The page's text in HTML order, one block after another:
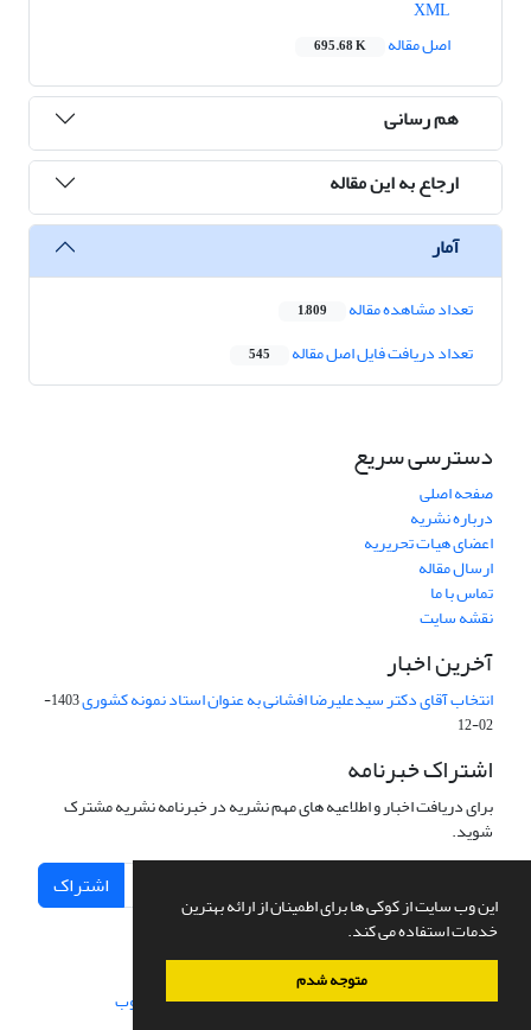
این وب سایت از کوکی ها برای اطمینان از ارائه بهترین
خدمات استفاده می کند.
متوجه شدم
اصل مقاله
695.68 K
هم رسانی
ارجاع به این مقاله
آمار
تعداد مشاهده مقاله 1,809
تعداد دریافت فایل اصل مقاله 545
دسترسی سریع
صفحه اصلی
درباره نشریه
اعضای هیات تحریریه
ارسال مقاله
تماس با ما
نقشه سایت
آخرین اخبار
انتخاب آقای دکتر سیدعلیرضا افشانی به عنوان استاد نمونه کشوری
1403-
02-12
اشتراک خبرنامه
برای دریافت اخبار و اطلاعیه های مهم نشریه در خبرنامه نشریه مشترک
شوید.
اشتراک
سامانه مدیریت نشریات علمی.طراحی و پیاده سازی از سیناوب